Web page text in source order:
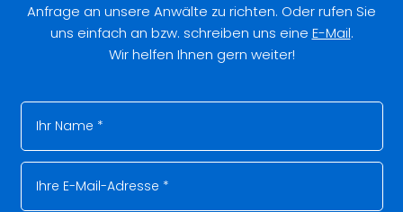
Anfrage an unsere Anwälte zu richten. Oder rufen Sie
uns einfach an bzw. schreiben uns eine E-Mail.
Wir helfen Ihnen gern weiter!